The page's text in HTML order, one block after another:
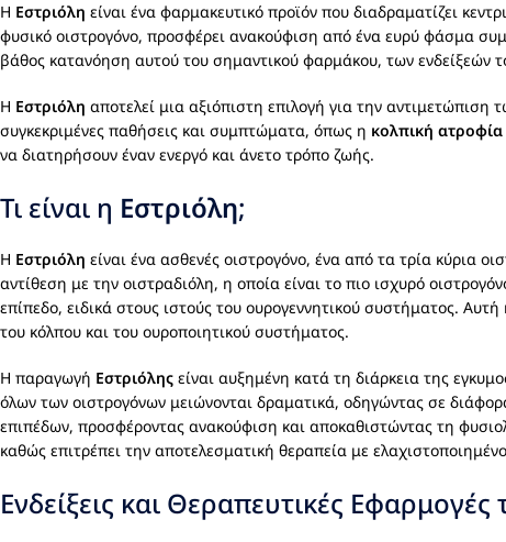
Η Εστριόλη είναι ένα φαρμακευτικό προϊόν που διαδραματίζει
φυσικό οιστρογόνο, προσφέρει ανακούφιση από ένα ευρύ φάσμα
βάθος κατανόηση αυτού του σημαντικού φαρμάκου, των ενδείξεών
Η Εστριόλη αποτελεί μια αξιόπιστη επιλογή για την
συγκεκριμένες παθήσεις και συμπτώματα, όπως η κολπική ατροφία
να διατηρήσουν έναν ενεργό και άνετο τρόπο ζωής.
Τι είναι η Εστριόλη;
Η Εστριόλη είναι ένα ασθενές οιστρογόνο, ένα από τα τρία κύρια
αντίθεση με την οιστραδιόλη, η οποία είναι το πιο ισχυρό
επίπεδο, ειδικά στους ιστούς του ουρογεννητικού συστήματος.
του κόλπου και του ουροποιητικού συστήματος.
Η παραγωγή Εστριόλης είναι αυξημένη κατά τη διάρκεια της
όλων των οιστρογόνων μειώνονται δραματικά, οδηγώντας σε
επιπέδων, προσφέροντας ανακούφιση και αποκαθιστώντας τη
καθώς επιτρέπει την αποτελεσματική θεραπεία με
Ενδείξεις και Θεραπευτικές Εφαρμογές